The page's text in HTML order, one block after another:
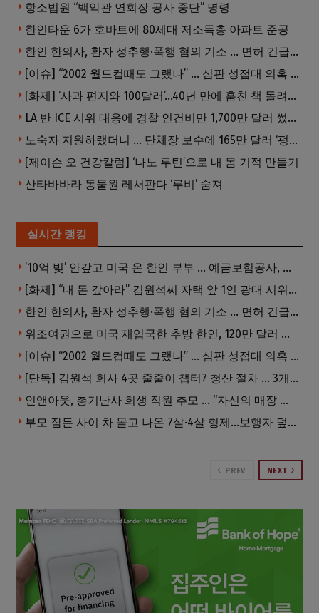
항소법원 “백악관 연회장 공사 중단” 명령
한인타운 6가 호바트에 80세대 저소득층 아파트 준공
한인 한의사, 환자 성추행·폭행 혐의 기소 … 면허 긴급정지
[이슈] “2002 월드컵때도 그랬나” … 심판 성접대 의혹 해외로 일파만파, 4강 신화까지 불똥
[화제] ‘사과 편지와 100달러’…40년 만에 훔친 책 돌려준 절도범
LA 반 ICE 시위 대응에 경찰 인건비만 1,700만 달러 썼다.
노숙자 지원하랬더니 … 단체장 보수에 165만 달러 ‘펑펑’
[제이슨 오 건강칼럼] ‘나노 루틴’으로 내 몸 기적 만들기
산타바바라 동물원 레서판다 ‘루비’ 숨져
실시간 랭킹
’10억 빚’ 안갚고 미국 온 한인 부부 … 예금보험공사, 미국서 소송
[화제] “내 돈 갚아라” 김원석씨 자택 앞 1인 광대 시위 … 한인 투자사, “108만 달러 못받아”
한인 한의사, 환자 성추행·폭행 혐의 기소 … 면허 긴급정지
위조여권으로 미국 재입국한 추방 한인, 120만 달러 은행 사기 행각
[이슈] “2002 월드컵때도 그랬나” … 심판 성접대 의혹 해외로 일파만파, 4강 신화까지 불똥
[단독] 김원석 회사 4곳 줄줄이 챕터7 청산 절차 … 3개 법인 같은 날 동시 파산 신청
인앤아웃, 총기난사 희생 직원 추모 … “자신의 매장 운영이 꿈이었다”
부모 잠든 사이 차 몰고 나온 7살·4살 형제…보행자 덮쳐 중태
PREV NEXT